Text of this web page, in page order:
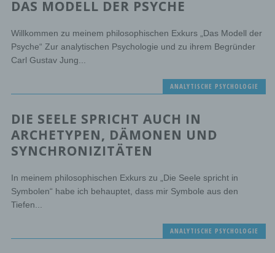
DAS MODELL DER PSYCHE
Willkommen zu meinem philosophischen Exkurs „Das Modell der
Psyche“ Zur analytischen Psychologie und zu ihrem Begründer
Carl Gustav Jung...
ANALYTISCHE PSYCHOLOGIE
DIE SEELE SPRICHT AUCH IN
ARCHETYPEN, DÄMONEN UND
SYNCHRONIZITÄTEN
In meinem philosophischen Exkurs zu „Die Seele spricht in
Symbolen“ habe ich behauptet, dass mir Symbole aus den
Tiefen...
ANALYTISCHE PSYCHOLOGIE